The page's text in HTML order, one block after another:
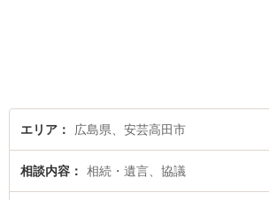
エリア 広島県、安芸高田市
相談内容 相続・遺言、協議